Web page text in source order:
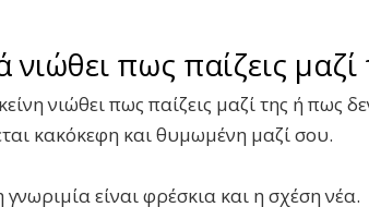
πως παίζεις μαζί
νιώθει πως παίζεις μαζί της ή πως
κακόκεφη και θυμωμένη μαζί σου.
είναι φρέσκια και η σχέση νέα.